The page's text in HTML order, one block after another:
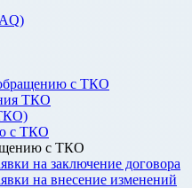
с ТКО
ТКО
с ТКО
с ТКО
на заключение договора
на внесение изменений